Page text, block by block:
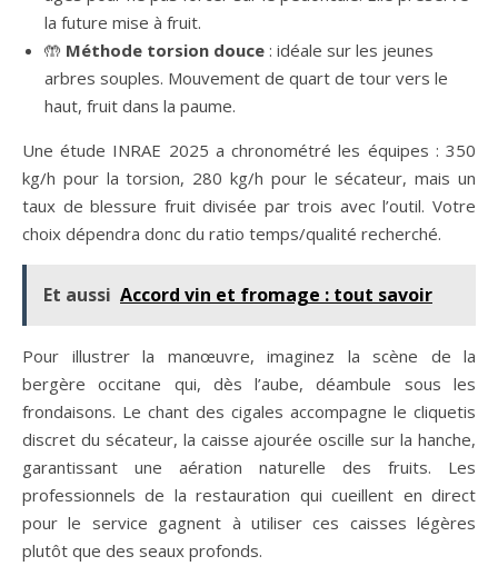
la future mise à fruit.
🤲 Méthode torsion douce : idéale sur les jeunes
arbres souples. Mouvement de quart de tour vers le
haut, fruit dans la paume.
Une étude INRAE 2025 a chronométré les équipes : 350
kg/h pour la torsion, 280 kg/h pour le sécateur, mais un
taux de blessure fruit divisée par trois avec l’outil. Votre
choix dépendra donc du ratio temps/qualité recherché.
Et aussi Accord vin et fromage : tout savoir
Pour illustrer la manœuvre, imaginez la scène de la
bergère occitane qui, dès l’aube, déambule sous les
frondaisons. Le chant des cigales accompagne le cliquetis
discret du sécateur, la caisse ajourée oscille sur la hanche,
garantissant une aération naturelle des fruits. Les
professionnels de la restauration qui cueillent en direct
pour le service gagnent à utiliser ces caisses légères
plutôt que des seaux profonds.